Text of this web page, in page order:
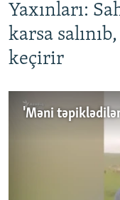
Yaxınları:
karsa
keçirir
No media